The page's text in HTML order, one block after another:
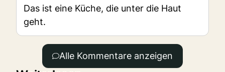
Das ist eine Küche, die unter die Haut
geht.
Alle Kommentare anzeigen